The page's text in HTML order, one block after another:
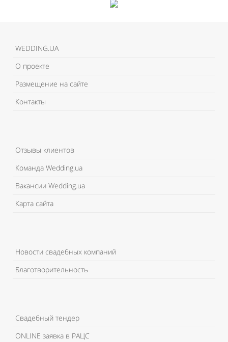
WEDDING.UA
О проекте
Размещение на сайте
Контакты
Отзывы клиентов
Команда Wedding.ua
Вакансии Wedding.ua
Карта сайта
Новости свадебных компаний
Благотворительность
Свадебный тендер
ONLINE заявка в РАЦС